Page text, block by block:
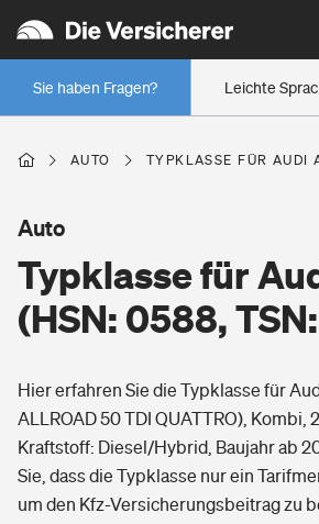
Leichte
Sie haben Fragen?
Wer versichert was: Jetzt Versicherer
Regionalklassen: So ist Ihre Region
Wer versichert was: Jetzt Versicherer
Berufsunfähigkeitsversicherung
Erwerbsunfähigkeitsversicherung
Grundfähigkeitsversicherung
Arbeitsrechtsschutz
Berufshaftpflichtversicherung
Wohnen
Elementarversicherung
Freizeit
Pri­vate Haft­pflicht­
Gesundheit
AUTO TYPKLASSE FÜR
Typklasse für
(HSN: 0588,
Auto
Hier erfahren Sie die Typklasse für
ALLROAD 50 TDI QUATTRO), Kombi,
Kraftstoff: Diesel/Hybrid, Baujahr ab
Sie, dass die Typklasse nur ein
um den Kfz-Versicherungsbeitrag zu